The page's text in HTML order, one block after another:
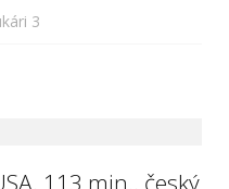
3
113 min., český